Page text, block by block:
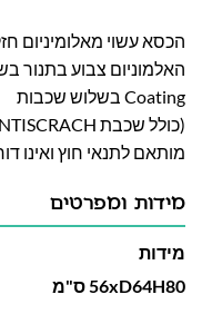
הכסא עשוי מאלומיניום
Coating בשלוש שכבות
מותאם לתנאי חוץ ואינו
מידות ומפרטים
מידות
56xD64H80 ס"מ